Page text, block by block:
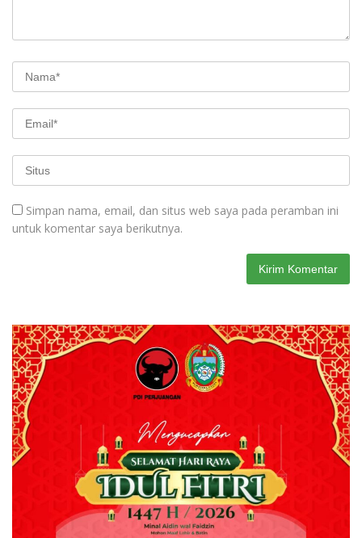
Simpan nama, email, dan situs web saya pada peramban ini
untuk komentar saya berikutnya.